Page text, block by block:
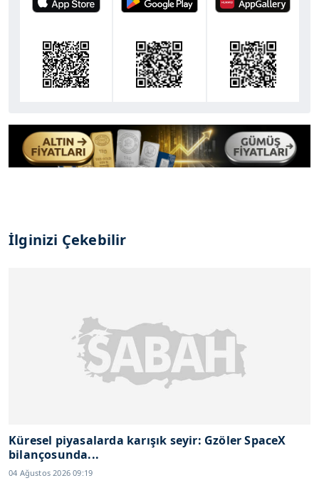
İlginizi Çekebilir
Küresel piyasalarda karışık seyir: Gzöler SpaceX
bilançosunda...
04 Ağustos 2026 09:19